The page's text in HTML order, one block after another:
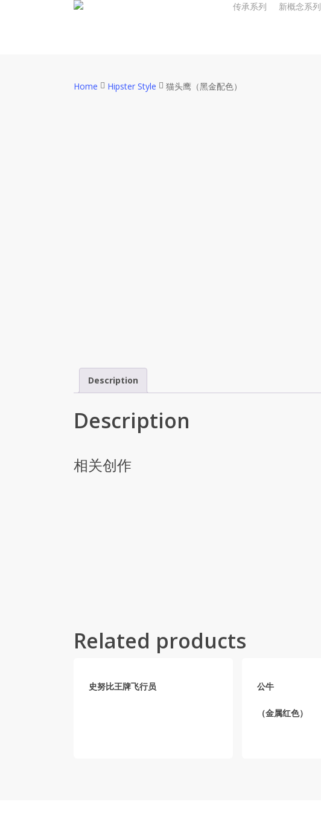
传承系列 新概念系列
Home Hipster Style 猫头鹰（黑金配色）
Description
Description
相关创作
Related products
史努比王牌飞行员 公牛
（金属红色）